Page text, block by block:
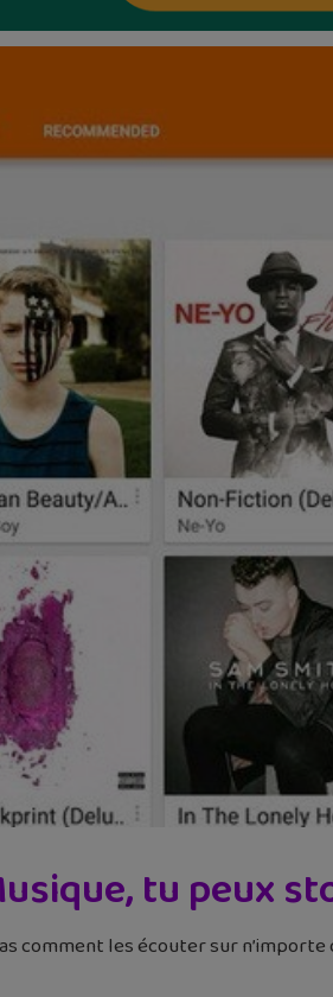
tu peux
comment les écouter sur